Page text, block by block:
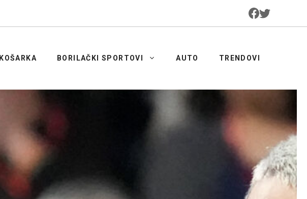
KOŠARKA BORILAČKI SPORTOVI AUTO TRENDOVI